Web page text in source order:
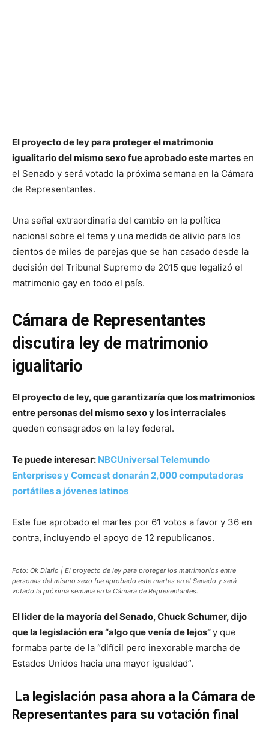
El proyecto de ley para proteger el matrimonio
igualitario del mismo sexo fue aprobado este martes en
el Senado y será votado la próxima semana en la Cámara
de Representantes.
Una señal extraordinaria del cambio en la política
nacional sobre el tema y una medida de alivio para los
cientos de miles de parejas que se han casado desde la
decisión del Tribunal Supremo de 2015 que legalizó el
matrimonio gay en todo el país.
Cámara de Representantes
discutira ley de matrimonio
igualitario
El proyecto de ley, que garantizaría que los matrimonios
entre personas del mismo sexo y los interraciales
queden consagrados en la ley federal.
Te puede interesar: NBCUniversal Telemundo
Enterprises y Comcast donarán 2,000 computadoras
portátiles a jóvenes latinos
Este fue aprobado el martes por 61 votos a favor y 36 en
contra, incluyendo el apoyo de 12 republicanos.
Foto: Ok Diario | El proyecto de ley para proteger los matrimonios entre
personas del mismo sexo fue aprobado este martes en el Senado y será
votado la próxima semana en la Cámara de Representantes.
El líder de la mayoría del Senado, Chuck Schumer, dijo
que la legislación era “algo que venía de lejos”y que
formaba parte de la “difícil pero inexorable marcha de
Estados Unidos hacia una mayor igualdad”.
La legislación pasa ahora a la Cámara de
Representantes para su votación final